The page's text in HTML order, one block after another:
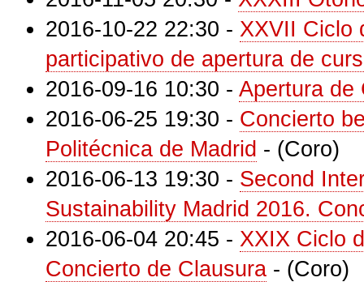
2016-10-22 22:30 - XXVII Ciclo
participativo de apertura de
2016-09-16 10:30 - Apertura de
2016-06-25 19:30 - Concierto
Politécnica de Madrid - (Coro)
2016-06-13 19:30 - Second
Sustainability Madrid 2016.
2016-06-04 20:45 - XXIX Ciclo
Concierto de Clausura - (Coro)